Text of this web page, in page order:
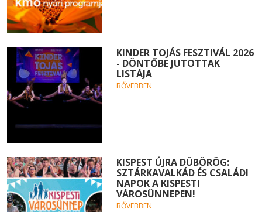
KINDER TOJÁS FESZTIVÁL 2026
- DÖNTŐBE JUTOTTAK
LISTÁJA
BŐVEBBEN
KISPEST ÚJRA DÜBÖRÖG:
SZTÁRKAVALKÁD ÉS CSALÁDI
NAPOK A KISPESTI
VÁROSÜNNEPEN!
BŐVEBBEN